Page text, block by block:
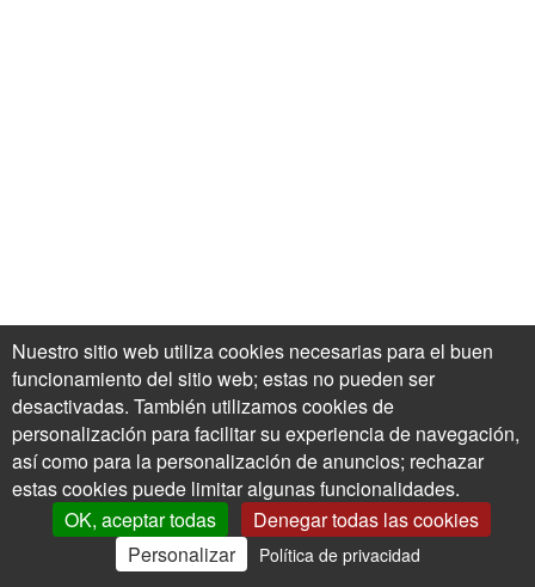
Mi Cuenta Ofertas Cesta
Nuestro sitio web utiliza cookies necesarias para el buen
funcionamiento del sitio web; estas no pueden ser
desactivadas. También utilizamos cookies de
personalización para facilitar su experiencia de navegación,
así como para la personalización de anuncios; rechazar
estas cookies puede limitar algunas funcionalidades.
OK, aceptar todas
Denegar todas las cookies
Personalizar
Política de privacidad